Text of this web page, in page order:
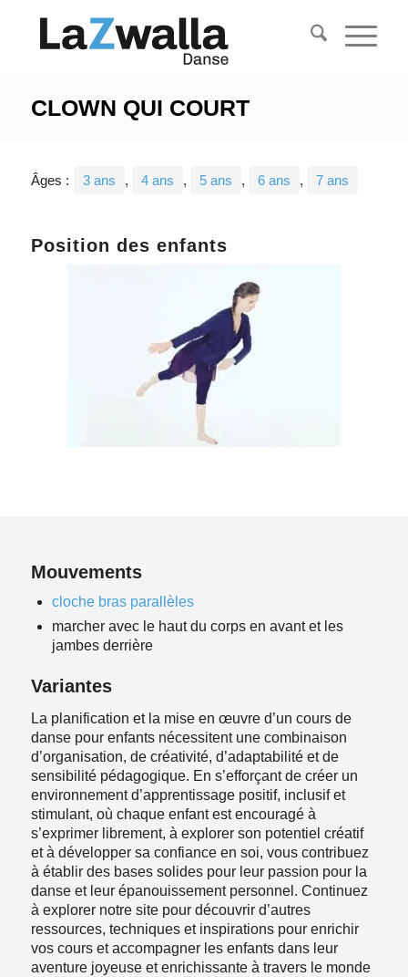
CLOWN QUI COURT
Âges : 3 ans , 4 ans , 5 ans , 6 ans , 7 ans
Position des enfants
Mouvements
cloche bras parallèles
marcher avec le haut du corps en avant et les
jambes derrière
Variantes
La planification et la mise en œuvre d’un cours de
danse pour enfants nécessitent une combinaison
d’organisation, de créativité, d’adaptabilité et de
sensibilité pédagogique. En s’efforçant de créer un
environnement d’apprentissage positif, inclusif et
stimulant, où chaque enfant est encouragé à
s’exprimer librement, à explorer son potentiel créatif
et à développer sa confiance en soi, vous contribuez
à établir des bases solides pour leur passion pour la
danse et leur épanouissement personnel. Continuez
à explorer notre site pour découvrir d’autres
ressources, techniques et inspirations pour enrichir
vos cours et accompagner les enfants dans leur
aventure joyeuse et enrichissante à travers le monde